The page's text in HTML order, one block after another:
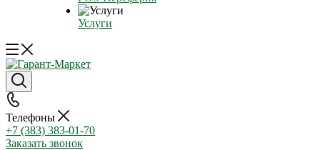
Услуги
Телефоны
+7 (383) 383-01-70
Заказать звонок